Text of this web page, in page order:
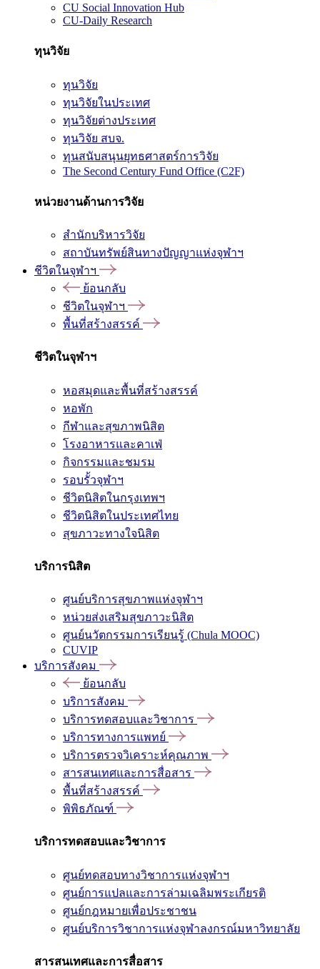
CU Social Innovation Hub
CU-Daily Research
ทุนวิจัย
ทุนวิจัย
ทุนวิจัยในประเทศ
ทุนวิจัยต่างประเทศ
ทุนวิจัย สบจ.
ทุนสนับสนุนยุทธศาสตร์การวิจัย
The Second Century Fund Office (C2F)
หน่วยงานด้านการวิจัย
สำนักบริหารวิจัย
สถาบันทรัพย์สินทางปัญญาแห่งจุฬาฯ
ชีวิตในจุฬาฯ
ย้อนกลับ
ชีวิตในจุฬาฯ
พื้นที่สร้างสรรค์
ชีวิตในจุฬาฯ
หอสมุดและพื้นที่สร้างสรรค์
หอพัก
กีฬาและสุขภาพนิสิต
โรงอาหารและคาเฟ่
กิจกรรมและชมรม
รอบรั้วจุฬาฯ
ชีวิตนิสิตในกรุงเทพฯ
ชีวิตนิสิตในประเทศไทย
สุขภาวะทางใจนิสิต
บริการนิสิต
ศูนย์บริการสุขภาพแห่งจุฬาฯ
หน่วยส่งเสริมสุขภาวะนิสิต
ศูนย์นวัตกรรมการเรียนรู้ (Chula MOOC)
CUVIP
บริการสังคม
ย้อนกลับ
บริการสังคม
บริการทดสอบและวิชาการ
บริการทางการแพทย์
บริการตรวจวิเคราะห์คุณภาพ
สารสนเทศและการสื่อสาร
พื้นที่สร้างสรรค์
พิพิธภัณฑ์
บริการทดสอบและวิชาการ
ศูนย์ทดสอบทางวิชาการแห่งจุฬาฯ
ศูนย์การแปลและการล่ามเฉลิมพระเกียรติ
ศูนย์กฎหมายเพื่อประชาชน
ศูนย์บริการวิชาการแห่งจุฬาลงกรณ์มหาวิทยาลัย
สารสนเทศและการสื่อสาร